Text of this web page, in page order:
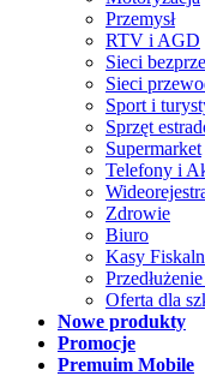
Przemysł
RTV i AGD
Sieci
Sieci
Sport i
Sprzęt
Supermarket
Telefony i
Zdrowie
Biuro
Kasy
Oferta dla
Nowe produkty
Promocje
Premuim Mobile